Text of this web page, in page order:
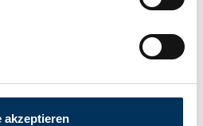
akzeptieren